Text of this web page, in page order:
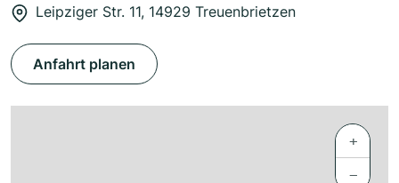
Leipziger Str. 11, 14929 Treuenbrietzen
Anfahrt planen
+
−